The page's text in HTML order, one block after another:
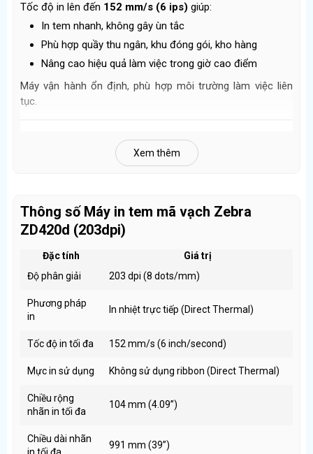
Tốc độ in lên đến 152 mm/s (6 ips) giúp:
In tem nhanh, không gây ùn tắc
Phù hợp quầy thu ngân, khu đóng gói, kho hàng
Nâng cao hiệu quả làm việc trong giờ cao điểm
Máy vận hành ổn định, phù hợp môi trường làm việc liên
tục.
Khổ in tối đa 104 mm – Linh hoạt nhiều loại tem
Khả năng in tem rộng tối đa104 mm (4.09 inch)
Tem thùng, tem kho
Tem nhãn sản phẩm phổ biến trên thị trường
Giúp người dùng linh hoạt lựa chọn khổ tem theo nhu cầu.
Trang bị bộ nhớ:
SDRAM tùy cấu hình)
Giúp máy:
Lưu trữ nhiều mẫu tem
quản lý kho
Xem thêm
Thông số Máy in tem mã vạch Zebra
ZD420d (203dpi)
Đặc tính
Giá trị
Độ phân giải
203 dpi (8 dots/mm)
Phương pháp
in
In nhiệt trực tiếp (Direct Thermal)
Tốc độ in tối đa 152 mm/s (6 inch/second)
Mực in sử dụng Không sử dụng ribbon (Direct Thermal) ​
Chiều rộng
nhãn in tối đa
104 mm (4.09”)
Chiều dài nhãn
991 mm (39”) ​